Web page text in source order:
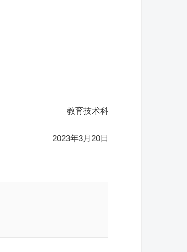
教育技术科
2023年3月20日